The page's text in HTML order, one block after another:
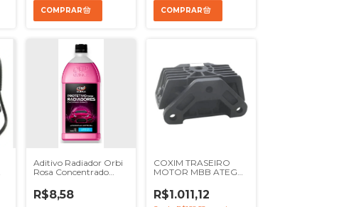
Aditivo Radiador Orbi
Rosa Concentrado
Ref Orbi5530
R$8,58
COXIM TRASEIRO
MOTOR MBB ATEGO
2425 - REF
9582400918 R3308
R$1.011,12